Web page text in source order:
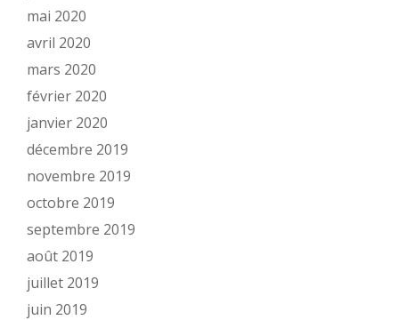
mai 2020
avril 2020
mars 2020
février 2020
janvier 2020
décembre 2019
novembre 2019
octobre 2019
septembre 2019
août 2019
juillet 2019
juin 2019